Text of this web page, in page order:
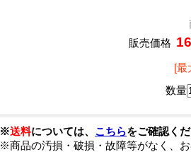
販売価格
[最
数量
※送料については、 こちらをご確認くだ
※商品の汚損・破損・故障等がなく、